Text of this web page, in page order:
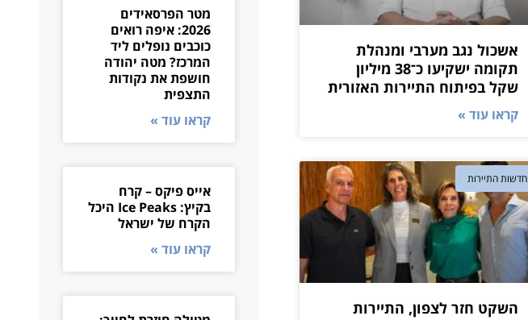
אשכול נגב מערבי ומנהלת
תקומה ישקיעו כ־38 מיליון
שקל בפיתוח התיירות האזורית
קראו עוד »
חדשות התיירות
השקט חזר לצפון, התיירות
מטר הפרסאידים
2026: איפה רואים
כוכבים נופלים ליד
המרכז? מטה יהודה
חושפת את נקודות
התצפית
קראו עוד »
אייס פיקס – קרח
בקיץ: Ice Peaks היכל
הקרח של ישראל
קראו עוד »